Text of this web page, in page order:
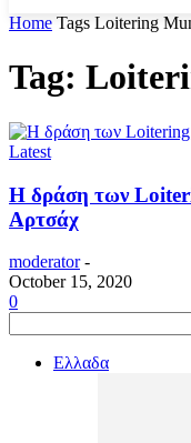
Home Tags Loitering
Tag:
Latest
H δράση των
Αρτσάχ
moderator -
October 15, 2020
0
Ελλαδα